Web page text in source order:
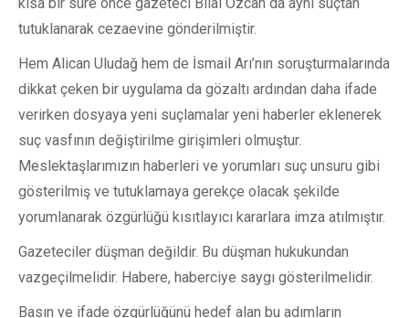
tutuklanarak cezaevine gönderilmiştir.
Hem Alican Uludağ hem de İsmail Arı’nın soruşturmalarında
dikkat çeken bir uygulama da gözaltı ardından daha ifade
verirken dosyaya yeni suçlamalar yeni haberler eklenerek
suç vasfının değiştirilme girişimleri olmuştur.
Meslektaşlarımızın haberleri ve yorumları suç unsuru gibi
gösterilmiş ve tutuklamaya gerekçe olacak şekilde
yorumlanarak özgürlüğü kısıtlayıcı kararlara imza atılmıştır.
Gazeteciler düşman değildir. Bu düşman hukukundan
vazgeçilmelidir. Habere, haberciye saygı gösterilmelidir.
Basın ve ifade özgürlüğünü hedef alan bu adımların